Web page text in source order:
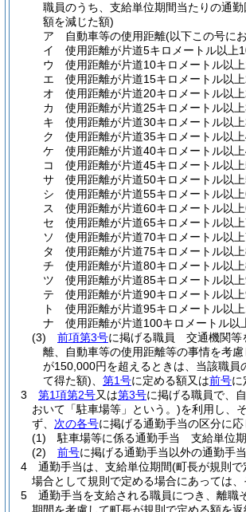
職員のうち、支給単位期間当たりの通
額を減じた額)
ア
自動車等の使用距離(以下この号に
イ
使用距離が片道5キロメートル以
ウ
使用距離が片道10キロメートル以
エ
使用距離が片道15キロメートル以
オ
使用距離が片道20キロメートル以
カ
使用距離が片道25キロメートル以
キ
使用距離が片道30キロメートル以
ク
使用距離が片道35キロメートル以
ケ
使用距離が片道40キロメートル以
コ
使用距離が片道45キロメートル以
サ
使用距離が片道50キロメートル以
シ
使用距離が片道55キロメートル以
ス
使用距離が片道60キロメートル以
セ
使用距離が片道65キロメートル以
ソ
使用距離が片道70キロメートル以
タ
使用距離が片道75キロメートル以
チ
使用距離が片道80キロメートル以
ツ
使用距離が片道85キロメートル以
テ
使用距離が片道90キロメートル以
ト
使用距離が片道95キロメートル以
ナ
使用距離が片道100キロメートル
(3)
前項第3号に掲げる職員 交通機関等
離、自動車等の使用距離等の事情を考
が150,000円を超えるときは、当該職
て得た額)
第1号に定める額又は前号に
3
第1項第2号又は第3号に掲げる職員で、
おいて「駐車場等」という。)を利用し、
ず、 次の各号に掲げる通勤手当の区分に応
(1)
駐車場等に係る通勤手当 支給単位
(2)
前号に掲げる通勤手当以外の通勤手
4
通勤手当は、支給単位期間(町長が規則
場合として規則で定める場合にあっては
5
通勤手当を支給される職員につき、離職